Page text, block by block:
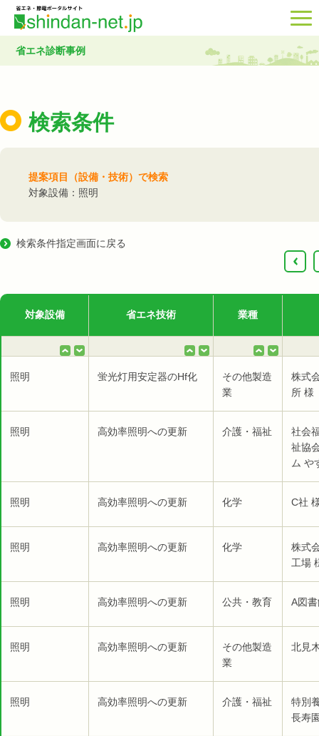
省エネ診断事例
検索条件
提案項目（設備・技術）で検索
対象設備：照明
検索条件指定画面に戻る
‹
対象設備 省エネ技術 業種
照明 蛍光灯用安定器のHf化
その他製造
業
株式
所 様
照明 高効率照明への更新 介護・福祉
社会
祉協
ム や
照明 高効率照明への更新 化学 C社
照明 高効率照明への更新 化学
株式
工場
照明 高効率照明への更新 公共・教育 A図
照明 高効率照明への更新
その他製造
業
北見
照明 高効率照明への更新 介護・福祉
特別
長寿